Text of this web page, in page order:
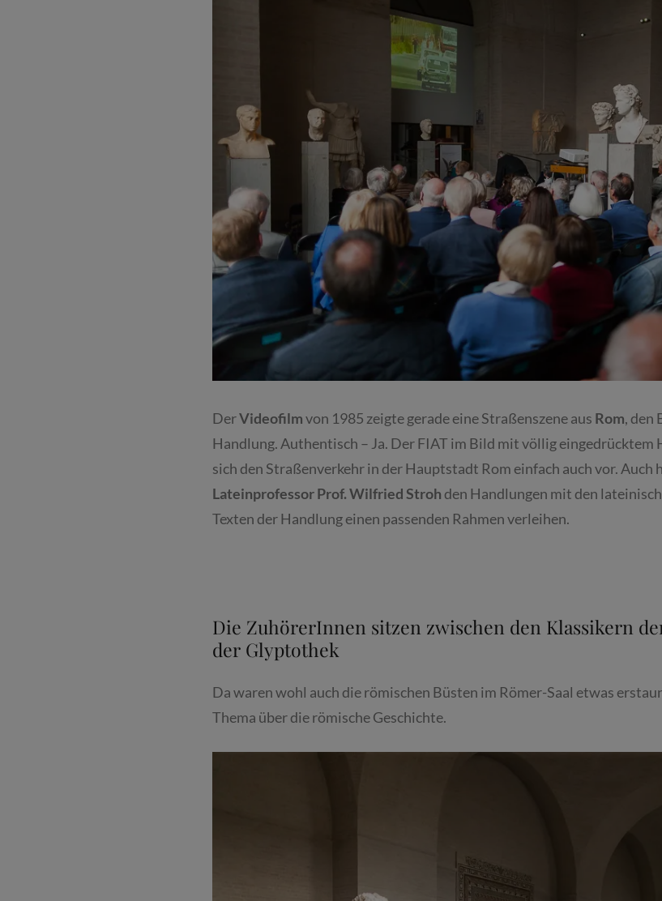
DerVideofilmvon 1985 zeigte gerade eine Straßenszene aus Rom, den
Handlung. Authentisch – Ja. Der FIAT im Bild mit völlig eingedrücktem
sich den Straßenverkehr in der Hauptstadt Rom einfach auch vor.
Lateinprofessor Prof. Wilfried Stroh den Handlungen mit den
Texten der Handlung einen passenden Rahmen verleihen.
Die ZuhörerInnen sitzen zwischen den Klassikern
der Glyptothek
Da waren wohl auch die römischen Büsten im Römer-Saal etwas
Thema über die römische Geschichte.